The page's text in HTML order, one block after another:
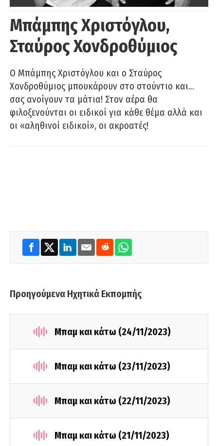
Μπάμπης Χριστόγλου,
Σταύρος Χονδροθύμιος
O Μπάμπης Χριστόγλου και ο Σταύρος
Χονδροθύμιος μπουκάρουν στο στούντιο και…
σας ανοίγουν τα μάτια! Στον αέρα θα
φιλοξενούνται οι ειδικοί για κάθε θέμα αλλά και
οι «αληθινοί ειδικοί», οι ακροατές!
Προηγούμενα Ηχητικά Εκπομπής
Μπαμ και κάτω (24/11/2023)
Μπαμ και κάτω (23/11/2023)
Μπαμ και κάτω (22/11/2023)
Μπαμ και κάτω (21/11/2023)